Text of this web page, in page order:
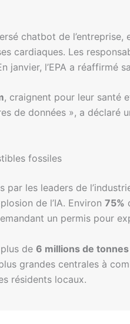
chatbot de
cardiaques. Les
janvier, l’EPA a
, craignent pour leur santé
de données », a déclaré
fossiles
les leaders de
de l’IA. Environ 75%
un permis pour
de 6 millions de tonnes
grandes centrales à
résidents locaux.